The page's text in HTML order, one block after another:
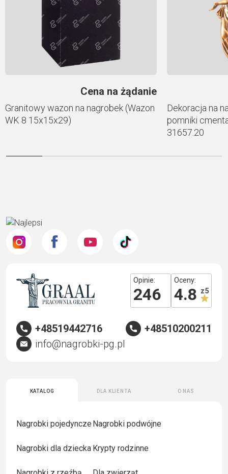
Cena na żądanie
Granitowy wazon na nagrobek (Wazon
WK 8 15x15x29)
Dekoracja na
pomniki
31657.20
Katalog Dla klienta O nas
Nagrobki pojedyncze Nagrobki podwójne
Nagrobki dla dziecka Krypty rodzinne
Opinie:
246
Oceny:
4.8 z 5
+48519442716
+48510200211
info@nagrobki-pg.pl